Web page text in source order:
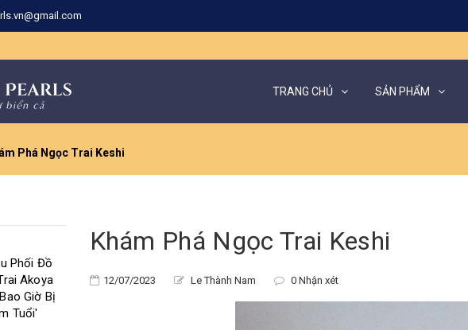
TRANG CHỦ SẢN PHẨM
Phá Ngọc Trai Keshi
Khám Phá Ngọc Trai Keshi
12/07/2023 Le Thành Nam 0 Nhận xét
Phối Đồ
Akoya
Giờ Bị
Tuổi'